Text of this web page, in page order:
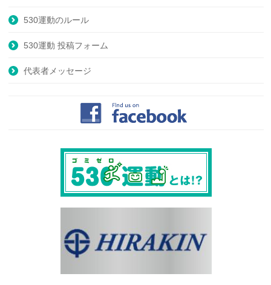
530運動のルール
530運動 投稿フォーム
代表者メッセージ